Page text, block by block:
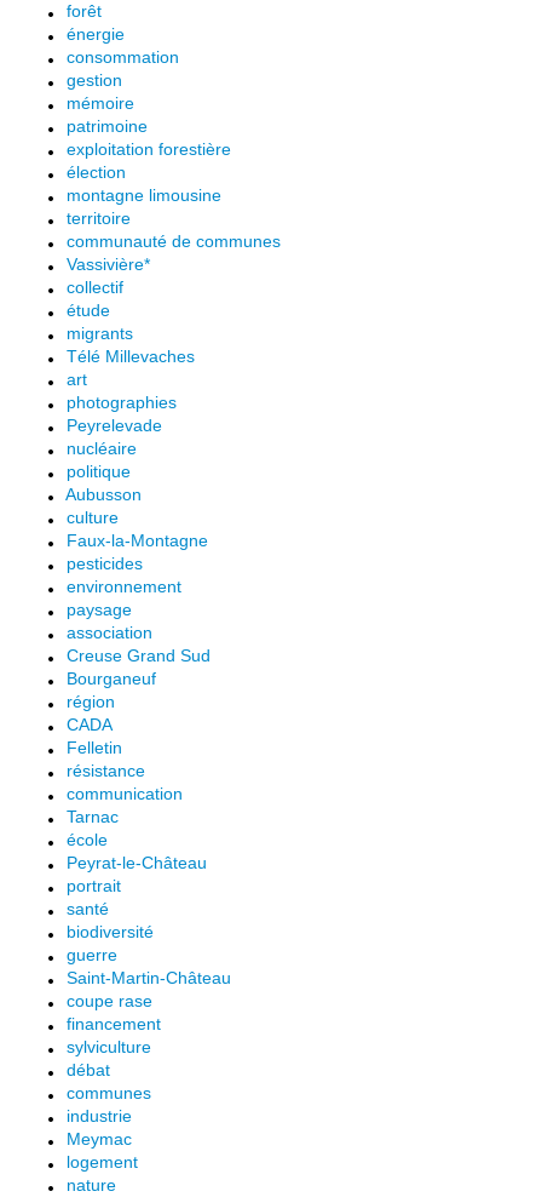
forêt
énergie
consommation
gestion
mémoire
patrimoine
exploitation forestière
élection
montagne limousine
territoire
communauté de communes
Vassivière*
collectif
étude
migrants
Télé Millevaches
art
photographies
Peyrelevade
nucléaire
politique
Aubusson
culture
Faux-la-Montagne
pesticides
environnement
paysage
association
Creuse Grand Sud
Bourganeuf
région
CADA
Felletin
résistance
communication
Tarnac
école
Peyrat-le-Château
portrait
santé
biodiversité
guerre
Saint-Martin-Château
coupe rase
financement
sylviculture
débat
communes
industrie
Meymac
logement
nature